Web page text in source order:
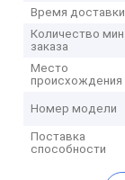
Время доставки
Количество мин
заказа
Место
происхождения
Номер модели
Поставка
способности